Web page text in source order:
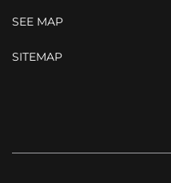
SEE MAP
SITEMAP